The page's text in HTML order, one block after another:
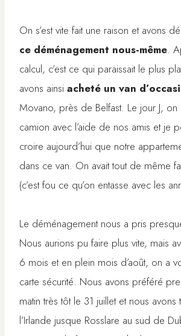
On s’est vite fait une raison et avons
ce déménagement nous-même.
calcul, c’est ce qui paraissait le plus
avons ainsi acheté un van
Movano, près de Belfast. Le jour J,
camion avec l’aide de nos amis et je
croire aujourd’hui que notre
dans ce van. On avait tout de même
(c’est fou ce qu’on entasse avec les
Le déménagement nous a pris
Nous aurions pu faire plus vite, mais
6 mois et en plein mois d’août, on a
carte sécurité. Nous avons préféré
matin très tôt le 31 juillet et nous avons
l’Irlande jusque Rosslare au sud de